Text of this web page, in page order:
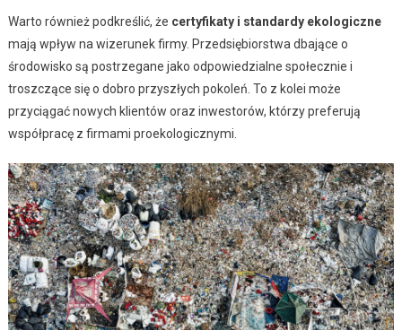
Warto również podkreślić, że certyfikaty i standardy ekologiczne
mają wpływ na wizerunek firmy. Przedsiębiorstwa dbające o
środowisko są postrzegane jako odpowiedzialne społecznie i
troszczące się o dobro przyszłych pokoleń. To z kolei może
przyciągać nowych klientów oraz inwestorów, którzy preferują
współpracę z firmami proekologicznymi.